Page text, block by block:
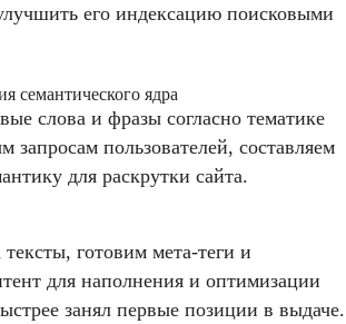
его индексацию поисковыми
семантического ядра
слова и фразы согласно тематике
пользователей, составляем
для раскрутки сайта.
готовим мета-теги и
для наполнения и оптимизации
занял первые позиции в выдаче.